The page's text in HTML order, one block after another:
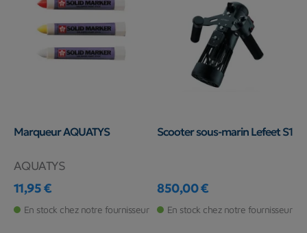
Marqueur AQUATYS
AQUATYS
Prix
11,95 €
En stock chez notre fournisseur
Scooter sous-marin Lefeet S1
Prix
850,00 €
En stock chez notre fournisseur